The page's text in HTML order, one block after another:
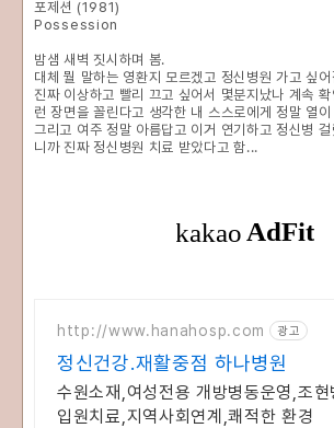
포제션 (1981)
Possession
밤샘 새벽 짓시하며 봄.
대체 뭘 말하는 영환지 모르겠고 정신병원 가고 싶어
진짜 이상하고 빨리 끄고 싶어서 몇분지났나 계속
런 장면을 꼴린다고 생각한 내 스스로에게 정말 열
그리고 여주 정말 아름답고 이거 연기하고 정신병
니까 진짜 정신병원 치료 받았다고 함...
http://www.hanahosp.com 광고
정신건강.재활중점 하나병원
수원소재,여성전용 개방병동운영,조현
입원치료,지역사회연계,쾌적한 환경